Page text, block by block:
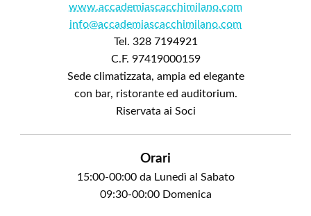
www.accademiascacchimilano.com
info@accademiascacchimilano.com
Tel. 328 7194921
C.F. 97419000159
Sede climatizzata, ampia ed elegante
con bar, ristorante ed auditorium.
Riservata ai Soci
Orari
15:00-00:00 da Lunedì al Sabato
09:30-00:00 Domenica